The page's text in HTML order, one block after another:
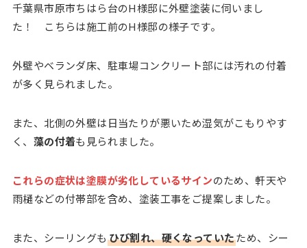
千葉県市原市ちはら台のH様邸に外壁塗装に伺いまし
た！ こちらは施工前のH様邸の様子です。
外壁やベランダ床、駐車場コンクリート部には汚れの付着
が多く見られました。
また、北側の外壁は日当たりが悪いため湿気がこもりやす
く、 藻の付着も見られました。
これらの症状は塗膜が劣化しているサインのため、軒天や
雨樋などの付帯部を含め、塗装工事をご提案しました。
また、シーリングも ひび割れ、硬くなっていたため、シー